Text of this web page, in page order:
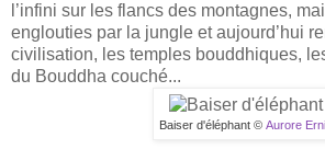
l’infini sur les flancs des montagnes,
englouties par la jungle et aujourd’hui
civilisation, les temples bouddhiques,
du Bouddha couché...
Baiser d'éléphant © Aurore